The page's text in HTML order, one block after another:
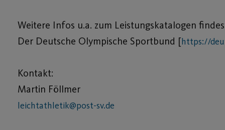
Weitere Infos u.a. zum Leistungskatalogen
Der Deutsche Olympische Sportbund [https://
Kontakt:
Martin Föllmer
leichtathletik@post-sv.de